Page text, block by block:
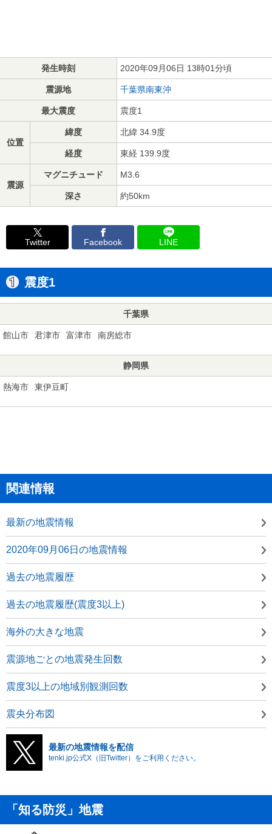
発生時刻 2020年09月06日 13時01分頃
震源地 千葉県南東沖
最大震度 震度1
位置
緯度 北緯 34.9度
経度 東経 139.9度
震源
マグニチュード M3.6
深さ 約50km
Twitter Facebook LINE
震度1
千葉県
館山市 君津市 富津市 南房総市
静岡県
熱海市 東伊豆町
関連情報
最新の地震情報
2020年09月06日の地震情報
過去の地震履歴
過去の地震履歴(震度3以上)
海外の大きな地震
震源地ごとの地震発生回数
震度3以上の地域別観測回数
震央分布図
最新の地震情報を配信
tenki.jp公式X（旧Twitter）をご利用ください。
「知る防災」地震